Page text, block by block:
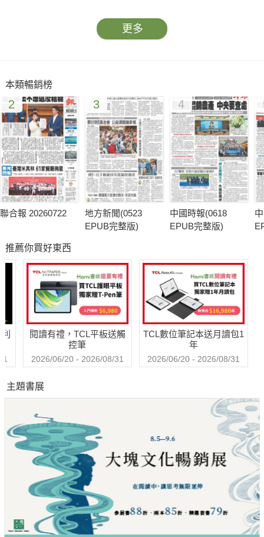
更多
本類暢銷榜
2
聯合報 20260722
3
地方新聞(0523
EPUB完整版)
4
中國時報(0618
EPUB完整版)
推薦你買好東西
閱讀有禮，TCL平板送觸
控筆
2026/06/20 - 2026/08/31
TCL數位筆記本送月讀包1
年
2026/06/20 - 2026/08/31
主題書展